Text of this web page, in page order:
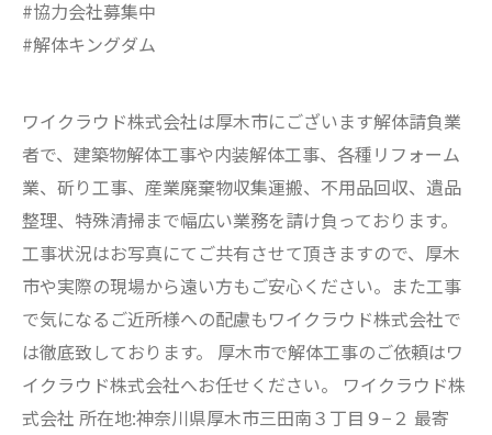
#協力会社募集中
#解体キングダム
ワイクラウド株式会社は厚木市にございます解体請負業
者で、建築物解体工事や内装解体工事、各種リフォーム
業、斫り工事、産業廃棄物収集運搬、不用品回収、遺品
整理、特殊清掃まで幅広い業務を請け負っております。
工事状況はお写真にてご共有させて頂きますので、厚木
市や実際の現場から遠い方もご安心ください。また工事
で気になるご近所様への配慮もワイクラウド株式会社で
は徹底致しております。 厚木市で解体工事のご依頼はワ
イクラウド株式会社へお任せください。 ワイクラウド株
式会社 所在地:神奈川県厚木市三田南３丁目９−２ 最寄